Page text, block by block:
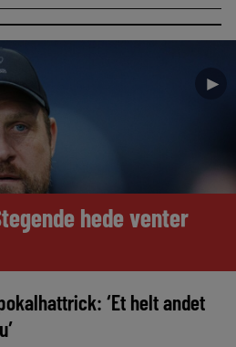
►
hede venter
‘Et helt andet